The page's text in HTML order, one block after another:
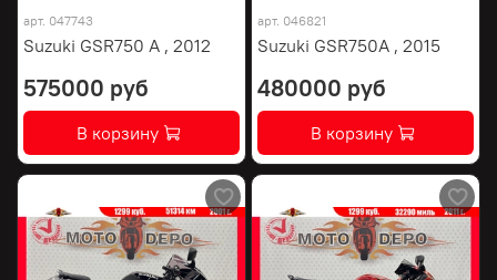
арт. 047743
Suzuki GSR750 A , 2012
575000 руб
В корзину
арт. 046821
Suzuki GSR750A , 2015
480000 руб
В корзину